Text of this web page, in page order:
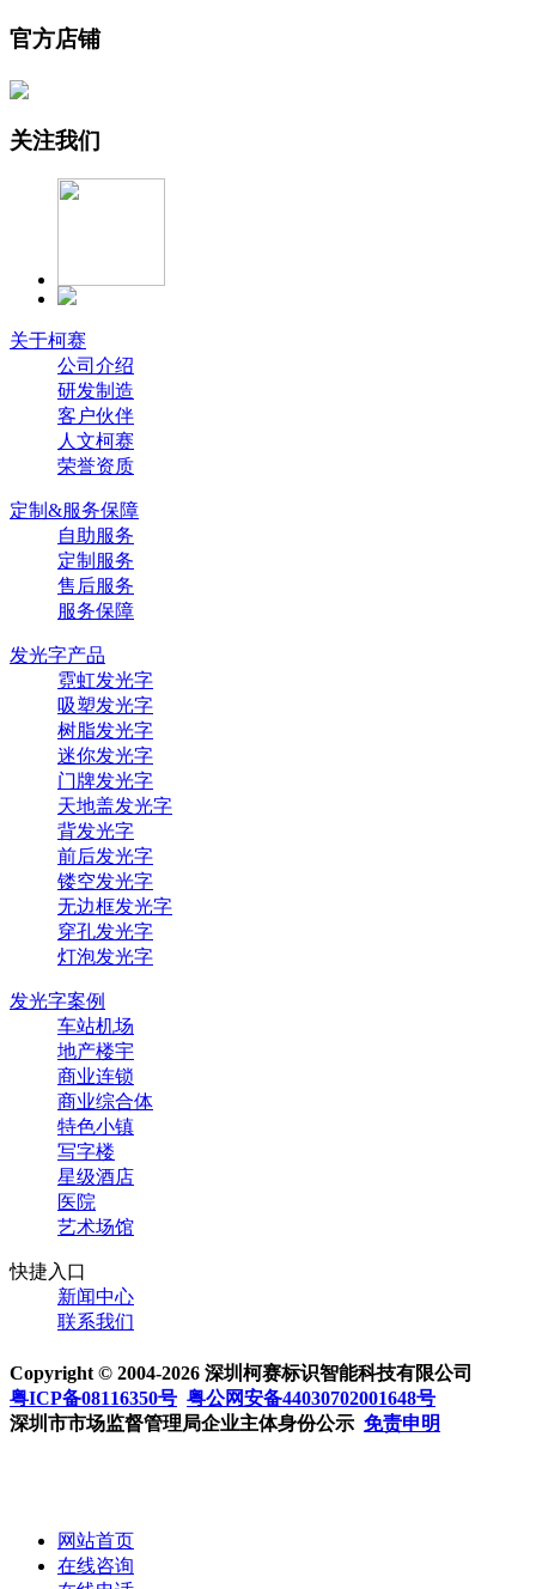
官方店铺
关注我们
关于柯赛
公司介绍
研发制造
客户伙伴
人文柯赛
荣誉资质
定制&服务保障
自助服务
定制服务
售后服务
服务保障
发光字产品
霓虹发光字
吸塑发光字
树脂发光字
迷你发光字
门牌发光字
天地盖发光字
背发光字
前后发光字
镂空发光字
无边框发光字
穿孔发光字
灯泡发光字
发光字案例
车站机场
地产楼宇
商业连锁
商业综合体
特色小镇
写字楼
星级酒店
医院
艺术场馆
快捷入口
新闻中心
联系我们
Copyright © 2004-2026 深圳柯赛标识智能科技有限公司
粤ICP备08116350号 粤公网安备44030702001648号
深圳市市场监督管理局企业主体身份公示 免责申明
网站首页
在线咨询